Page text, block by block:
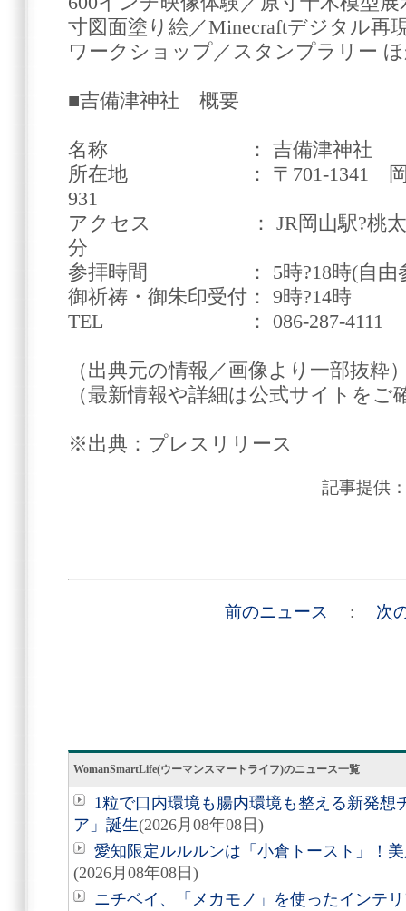
寸図面塗り絵／Minecraftデジタル再
ワークショップ／スタンプラリー
■吉備津神社 概要
名称 ： 吉備津神社
所在地 ： 〒701-1341 岡山
931
アクセス ： JR岡山駅?桃太郎
分
参拝時間 ： 5時?18時(自由
御祈祷・御朱印受付： 9時?14時
TEL ： 086-287-4111
（出典元の情報／画像より一部抜粋
（最新情報や詳細は公式サイトをご
※出典：プレスリリース
記事提供
前のニュース : 次
WomanSmartLife(ウーマンスマートライフ)のニュース一覧
1粒で口内環境も腸内環境も整える新発想
ア」誕生(2026月08年08日)
愛知限定ルルルンは「小倉トースト」！
(2026月08年08日)
ニチベイ、「メカモノ」を使ったインテ